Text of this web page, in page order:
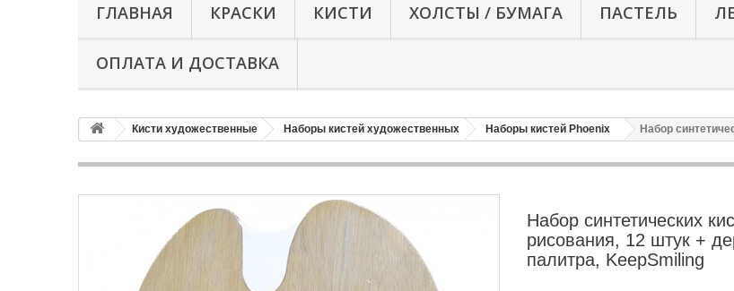
ГЛАВНАЯ КРАСКИ КИСТИ ХОЛСТЫ / БУМАГА ПАСТЕЛЬ
ОПЛАТА И ДОСТАВКА
Кисти художественные Наборы кистей художественных Наборы кистей Phoenix Набор
Набор синтетических
рисования, 12 штук +
палитра, KeepSmiling